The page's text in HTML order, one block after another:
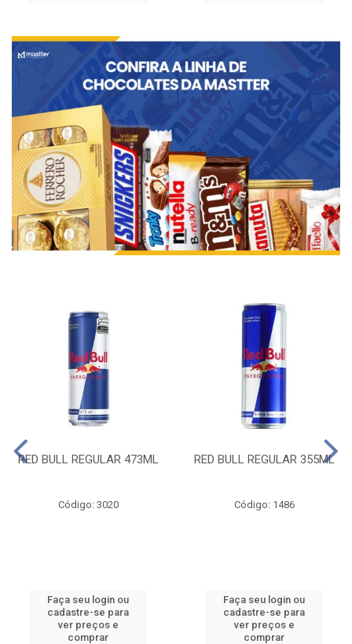
RED BULL REGULAR 473ML
Código: 3020
Faça seu login ou
cadastre-se para
ver preços e
comprar
RED BULL REGULAR 355ML
Código: 1486
Faça seu login ou
cadastre-se para
ver preços e
comprar